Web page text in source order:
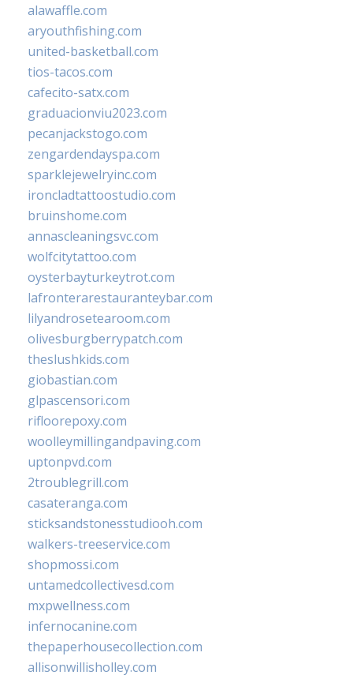
alawaffle.com
aryouthfishing.com
united-basketball.com
tios-tacos.com
cafecito-satx.com
graduacionviu2023.com
pecanjackstogo.com
zengardendayspa.com
sparklejewelryinc.com
ironcladtattoostudio.com
bruinshome.com
annascleaningsvc.com
wolfcitytattoo.com
oysterbayturkeytrot.com
lafronterarestauranteybar.com
lilyandrosetearoom.com
olivesburgberrypatch.com
theslushkids.com
giobastian.com
glpascensori.com
rifloorepoxy.com
woolleymillingandpaving.com
uptonpvd.com
2troublegrill.com
casateranga.com
sticksandstonesstudiooh.com
walkers-treeservice.com
shopmossi.com
untamedcollectivesd.com
mxpwellness.com
infernocanine.com
thepaperhousecollection.com
allisonwillisholley.com